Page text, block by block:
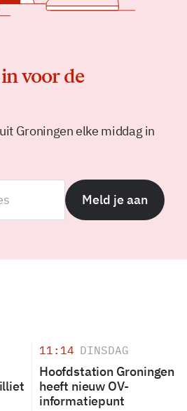
voor de
Groningen elke middag in
Meld je aan
11:14 DINSDAG
Hoofdstation Groningen
heeft nieuw OV-
informatiepunt